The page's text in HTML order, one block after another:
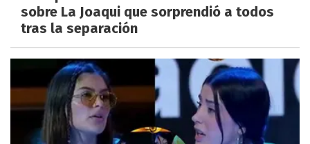
sobre La Joaqui que sorprendió a todos
tras la separación